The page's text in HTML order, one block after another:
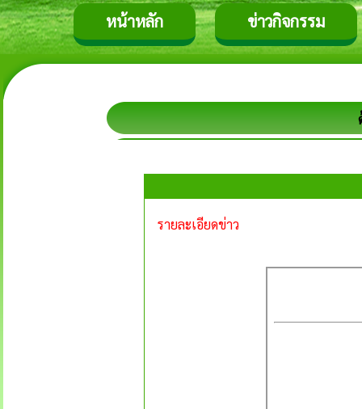
หน้าหลัก ข่าวกิจกรรม
รายละเอียดข่าว